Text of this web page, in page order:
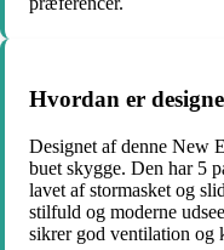
Hvordan er
Designet af denne New
buet skygge. Den har 5
lavet af stormasket og
stilfuld og moderne
sikrer god ventilation og